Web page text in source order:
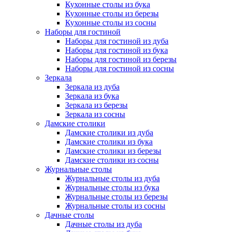
Кухонные столы из бука
Кухонные столы из березы
Кухонные столы из сосны
Наборы для гостиной
Наборы для гостиной из дуба
Наборы для гостиной из бука
Наборы для гостиной из березы
Наборы для гостиной из сосны
Зеркала
Зеркала из дуба
Зеркала из бука
Зеркала из березы
Зеркала из сосны
Дамские столики
Дамские столики из дуба
Дамские столики из бука
Дамские столики из березы
Дамские столики из сосны
Журнальные столы
Журнальные столы из дуба
Журнальные столы из бука
Журнальные столы из березы
Журнальные столы из сосны
Дачные столы
Дачные столы из дуба